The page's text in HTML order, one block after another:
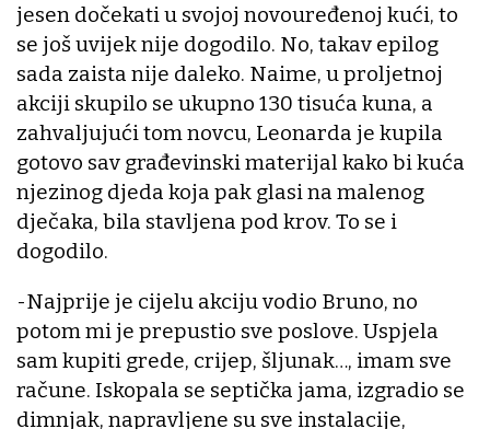
jesen dočekati u svojoj novouređenoj kući, to
se još uvijek nije dogodilo. No, takav epilog
sada zaista nije daleko. Naime, u proljetnoj
akciji skupilo se ukupno 130 tisuća kuna, a
zahvaljujući tom novcu, Leonarda je kupila
gotovo sav građevinski materijal kako bi kuća
njezinog djeda koja pak glasi na malenog
dječaka, bila stavljena pod krov. To se i
dogodilo.
-Najprije je cijelu akciju vodio Bruno, no
potom mi je prepustio sve poslove. Uspjela
sam kupiti grede, crijep, šljunak…, imam sve
račune. Iskopala se septička jama, izgradio se
dimnjak, napravljene su sve instalacije,